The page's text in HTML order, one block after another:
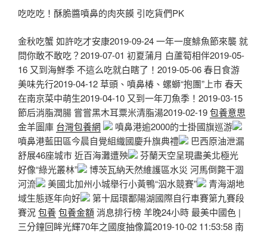
吃吃吃！酥脆醬噴鼻的肉夾饃 引吃貨們PK
金秋吃蟹 如許吃才安康2019-09-24 一年一度鯡魚節來襲 就
問你敢不敢吃？2019-07-01 初夏蒲月 白蘆筍相伴2019-05-
16 又到海鮮季 不這么吃就白瞎了！2019-05-06 春日食游
美味先行2019-04-12 草頭、噴鼻椿、螺螄“抱團”上市 春天
在南京菜中萌生2019-04-10 又到一年刀魚季！2019-03-15
節后消脂潤腸 嘗嘗黑木耳粟米清脂湯2019-02-19包養意思
金羊圖庫 台灣包養網
噴鼻港逾2000的士掛國旗巡游
噴鼻港藍田區今晨自覺組織國慶升旗典禮
巴西原油泄漏
舒展46座城市 近百海灘遭殃
芬蘭天空呈現盡美北極光
好像“綠光叢林”
博茨瓦納天然維護區水災 河馬倒斃干涸
河流
美國北加州小城舉行小黃鴨“泅水競賽”
青海湖地
域生態逐年向好
第十屆環鄱陽湖國際自行車賽第九賽段
賽況包養包養金額消息排行榜 羊晚24小時 最美中國色 |
三分鐘回眸光輝70年之國度抽像篇2019-10-02 11:53:58 南